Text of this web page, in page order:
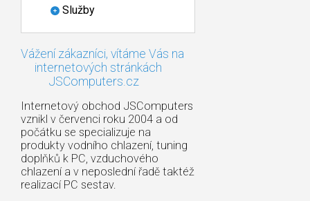
Služby
Vážení zákazníci, vítáme Vás na
internetových stránkách
JSComputers.cz
Internetový obchod JSComputers
vznikl v červenci roku 2004 a od
počátku se specializuje na
produkty vodního chlazení, tuning
doplňků k PC, vzduchového
chlazení a v neposlední řadě taktéž
realizací PC sestav.